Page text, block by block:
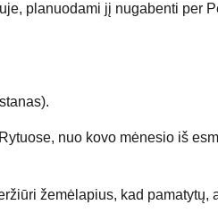
planuodami jį nugabenti per
nuo kovo mėnesio iš
žemėlapius, kad pamatytų,